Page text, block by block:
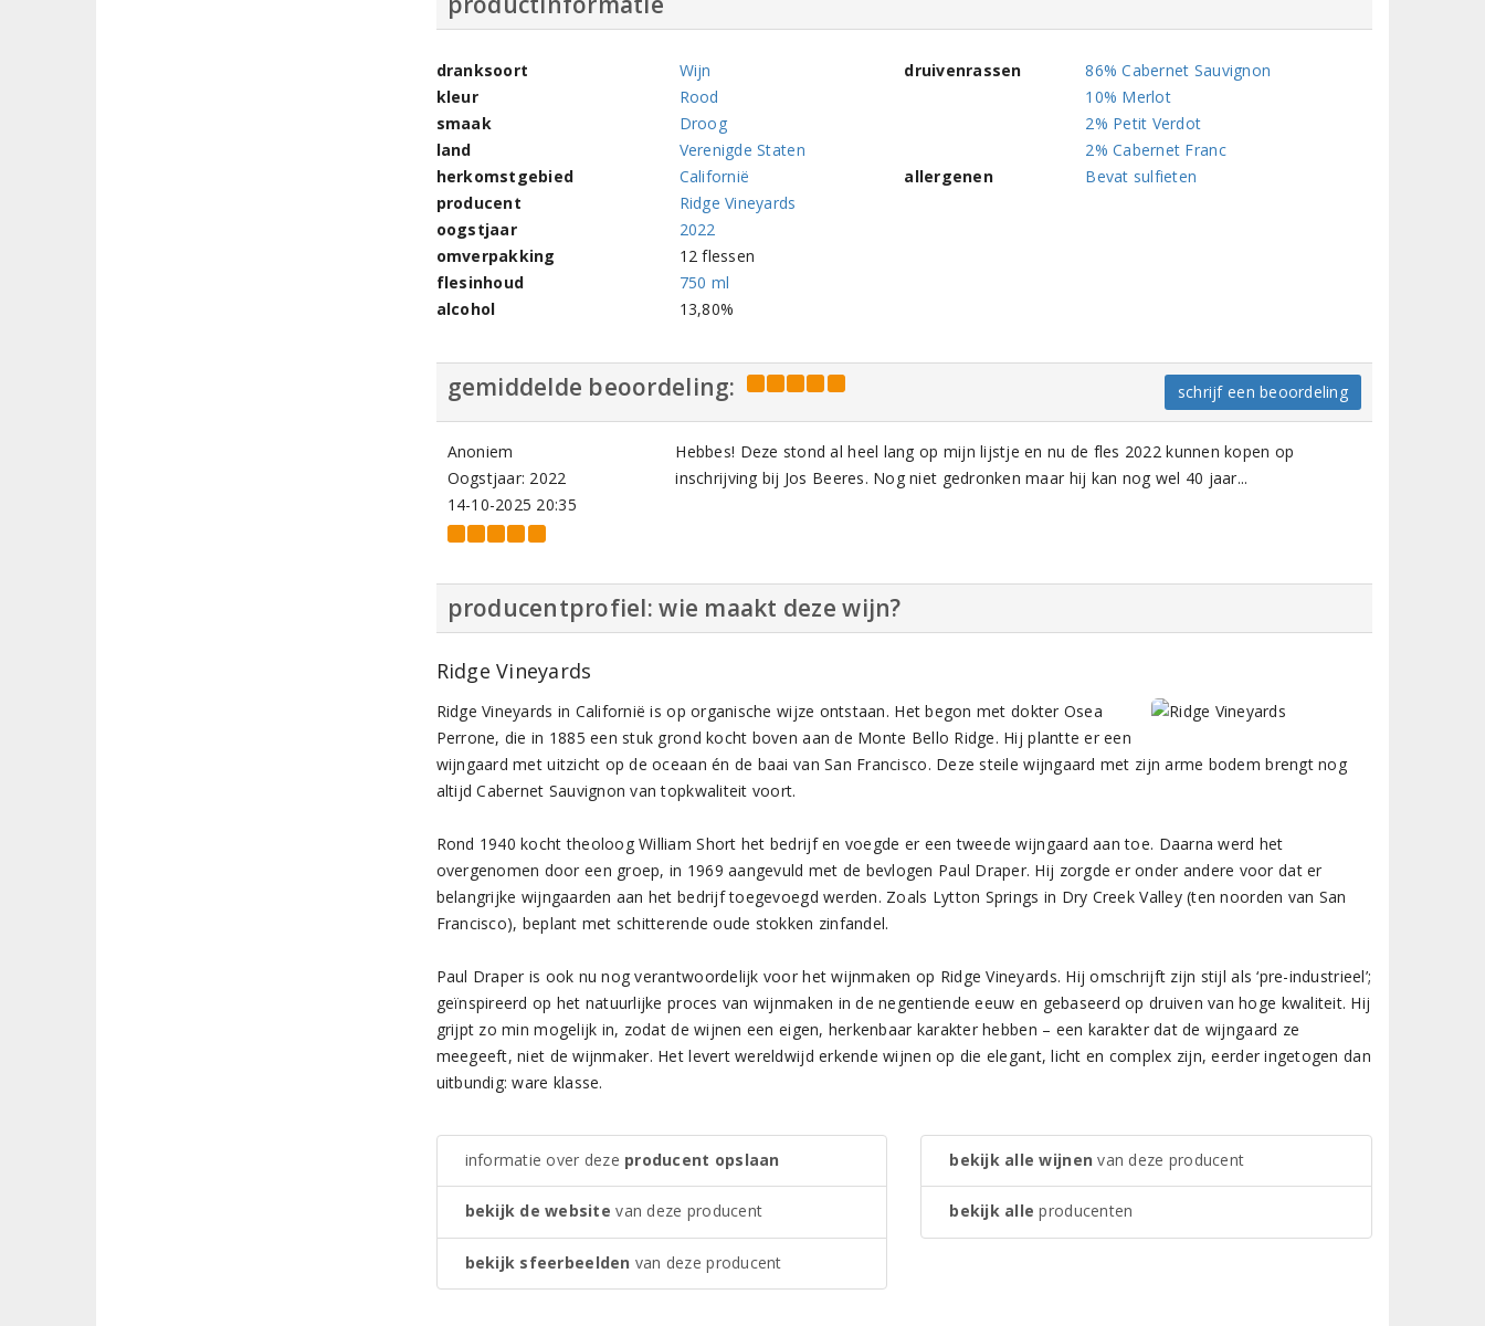
dranksoort
Wijn
kleur
Rood
smaak
Droog
land
Verenigde Staten
herkomstgebied
Californië
producent
Ridge Vineyards
oogstjaar
2022
omverpakking
12 flessen
flesinhoud
750 ml
alcohol
13,80%
druivenrassen
86% Cabernet Sauvignon
10% Merlot
2% Petit Verdot
2% Cabernet Franc
allergenen
Bevat sulfieten
gemiddelde beoordeling: schrijf een beoordeling
Anoniem
Oogstjaar: 2022
14-10-2025 20:35
Hebbes! Deze stond al heel lang op mijn lijstje en nu de fles 2022 kunnen kopen op
inschrijving bij Jos Beeres. Nog niet gedronken maar hij kan nog wel 40 jaar...
producentprofiel: wie maakt deze wijn?
Ridge Vineyards
Ridge Vineyards in Californië is op organische wijze ontstaan. Het begon met dokter Osea
Perrone, die in 1885 een stuk grond kocht boven aan de Monte Bello Ridge. Hij plantte er een
wijngaard met uitzicht op de oceaan én de baai van San Francisco. Deze steile wijngaard met zijn arme bodem brengt nog
altijd Cabernet Sauvignon van topkwaliteit voort.
Rond 1940 kocht theoloog William Short het bedrijf en voegde er een tweede wijngaard aan toe. Daarna werd het
overgenomen door een groep, in 1969 aangevuld met de bevlogen Paul Draper. Hij zorgde er onder andere voor dat er
belangrijke wijngaarden aan het bedrijf toegevoegd werden. Zoals Lytton Springs in Dry Creek Valley (ten noorden van San
Francisco), beplant met schitterende oude stokken zinfandel.
Paul Draper is ook nu nog verantwoordelijk voor het wijnmaken op Ridge Vineyards. Hij omschrijft zijn stijl als ‘pre-industrieel’;
geïnspireerd op het natuurlijke proces van wijnmaken in de negentiende eeuw en gebaseerd op druiven van hoge kwaliteit. Hij
grijpt zo min mogelijk in, zodat de wijnen een eigen, herkenbaar karakter hebben – een karakter dat de wijngaard ze
meegeeft, niet de wijnmaker. Het levert wereldwijd erkende wijnen op die elegant, licht en complex zijn, eerder ingetogen dan
uitbundig: ware klasse.
informatie over deze producent opslaan
bekijk de website van deze producent
bekijk sfeerbeelden van deze producent
bekijk alle wijnen van deze producent
bekijk alle producenten